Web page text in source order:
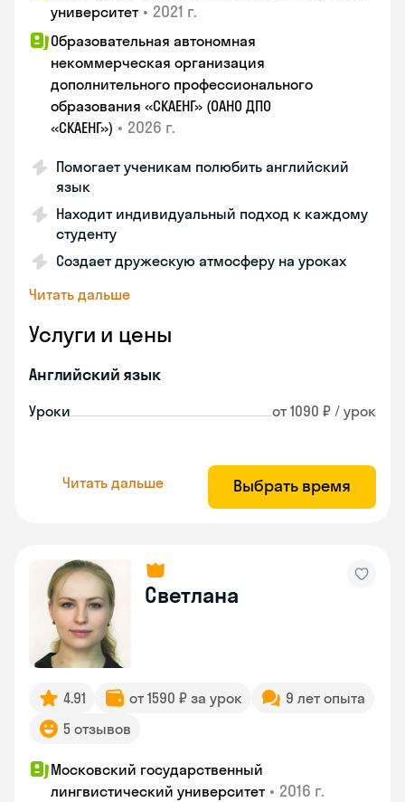
университет • 2021 г.
Образовательная автономная
некоммерческая организация
дополнительного профессионального
образования «СКАЕНГ» (ОАНО ДПО
«СКАЕНГ») • 2026 г.
Помогает ученикам полюбить английский
язык
Находит индивидуальный подход к каждому
студенту
Создает дружескую атмосферу на уроках
Читать дальше
Услуги и цены
Английский язык
Уроки от 1090 ₽ / урок
Читать дальше Выбрать время
Светлана
4.91 от 1590 ₽ за урок
9 лет опыта
5 отзывов
Московский государственный
лингвистический университет • 2016 г.